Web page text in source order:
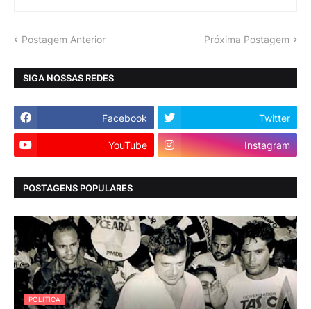
Postagem Anterior Próxima Postagem
SIGA NOSSAS REDES
Facebook Twitter
YouTube Instagram
POSTAGENS POPULARES
POLITICA